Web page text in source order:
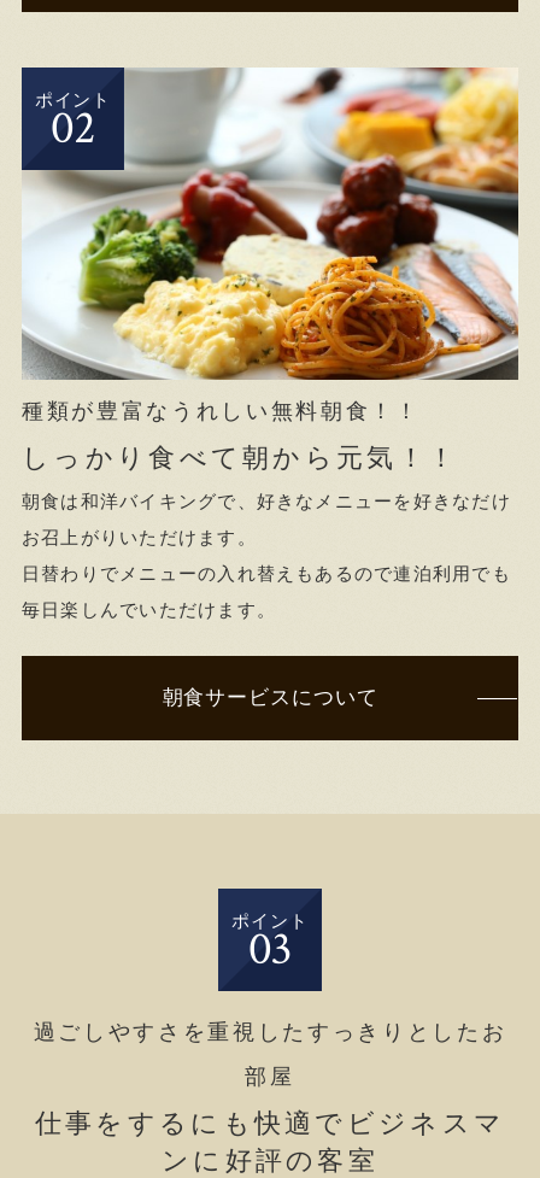
ポイント
02
種類が豊富なうれしい無料朝食！！
しっかり食べて朝から元気！！
朝食は和洋バイキングで、好きなメニューを好きなだけ
お召上がりいただけます。
日替わりでメニューの入れ替えもあるので連泊利用でも
毎日楽しんでいただけます。
朝食サービスについて
ポイント
03
過ごしやすさを重視したすっきりとしたお
部屋
仕事をするにも快適でビジネスマ
ンに好評の客室